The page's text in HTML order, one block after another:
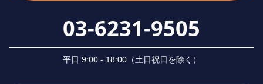
03-6231-9505
平⽇ 9:00 - 18:00（⼟⽇祝⽇を除く）